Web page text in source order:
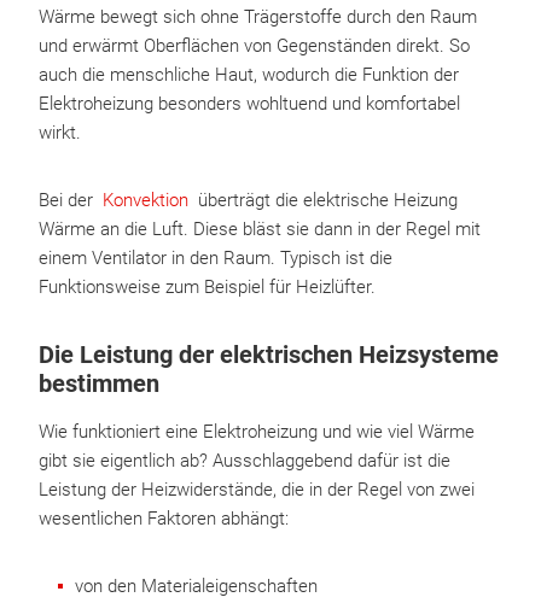
Wärme bewegt sich ohne Trägerstoffe durch den Raum
und erwärmt Oberflächen von Gegenständen direkt. So
auch die menschliche Haut, wodurch die Funktion der
Elektroheizung besonders wohltuend und komfortabel
wirkt.
Bei der Konvektion überträgt die elektrische Heizung
Wärme an die Luft. Diese bläst sie dann in der Regel mit
einem Ventilator in den Raum. Typisch ist die
Funktionsweise zum Beispiel für Heizlüfter.
Die Leistung der elektrischen Heizsysteme
bestimmen
Wie funktioniert eine Elektroheizung und wie viel Wärme
gibt sie eigentlich ab? Ausschlaggebend dafür ist die
Leistung der Heizwiderstände, die in der Regel von zwei
wesentlichen Faktoren abhängt:
von den Materialeigenschaften